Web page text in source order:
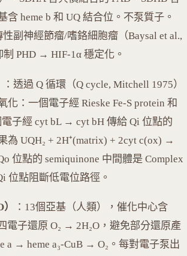
含 heme b 和 UQ 結合位。不泵質子。
副神經節瘤/嗜鉻細胞瘤（Baysal et al.,
制 PHD → HIF-1α 穩定化。
：透過 Q 循環（Q cycle, Mitchell 1975）
：一個電子經 Rieske Fe-S protein 和
子經 cyt bL → cyt bH 傳給 Qi 位點的
UQH₂ + 2H⁺(matrix) + 2cyt c(ox) →
位點的 semiquinone 中間體是 Complex
位點阻斷低電位路徑。
：13個亞基（人類），催化中心含
電子還原 O₂ → 2H₂O，避免部分還原產
→ heme a₃-CuB → O₂。每對電子泵出